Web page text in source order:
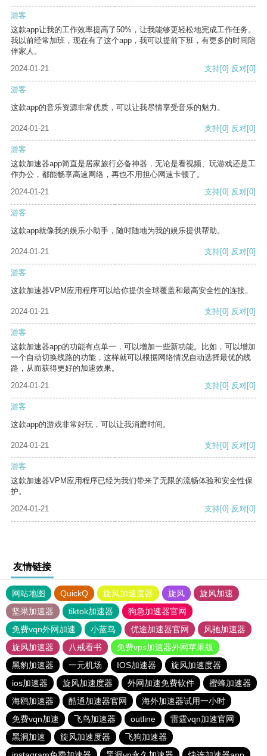
游客
这款app让我的工作效率提高了50%，让我能够更轻松地完成工作任务。
我以前经常加班，现在有了这个app，我可以提前下班，有更多的时间陪
伴家人。
2024-01-21
支持[0] 反对[0]
游客
这款app的音乐资源非常优质，可以让我尽情享受音乐的魅力。
2024-01-21 支持[0] 反对[0]
游客
这款加速器app简直是居家旅行必备神器，无论是看视频、玩游戏还是工
作办公，都能畅享高速网络，再也不用担心网速卡顿了。
2024-01-21
支持[0] 反对[0]
游客
这款app就像我的娱乐小助手，随时随地为我的娱乐提供帮助。
2024-01-21 支持[0] 反对[0]
游客
这款加速器VPM应用程序可以给你提供全球覆盖和最高安全性的连接。
2024-01-21 支持[0] 反对[0]
游客
这款加速器app的功能有点单一，可以增加一些新功能。比如，可以增加
一个自动切换线路的功能，这样就可以根据网络情况自动选择最优的线
路，从而获得更好的加速效果。
2024-01-21
支持[0] 反对[0]
游客
这款app的游戏非常好玩，可以让我消磨时间。
2024-01-21 支持[0] 反对[0]
游客
这款加速器VPM应用程序已经为我们带来了无限的流畅体验和安全性保
护。
2024-01-21
支持[0] 反对[0]
友情链接
网站地图 QuickQ 旋风加速度器 旋风
旋风加速
坚果加速器
tiktok加速器
狗急加速器官网
免费vqn外网加速
小蓝鸟 优途加速器官网
风驰加速器
旋风加速器
八戒看书
免费vps加速器外网苹果版
黑豹加速器
一元机场 IOS加速器
旋风加速度器
ios加速器
旋风加速度器 外网加速免费软件
蜜蜂加速器
海鸥加速器
酷通加速器官网
海外加速器试用一小时
免费vqn加速
飞鸟加速器 outline
雷霆vqn加速官网
黑洞加速
旋风加速度器
飞狗加速器